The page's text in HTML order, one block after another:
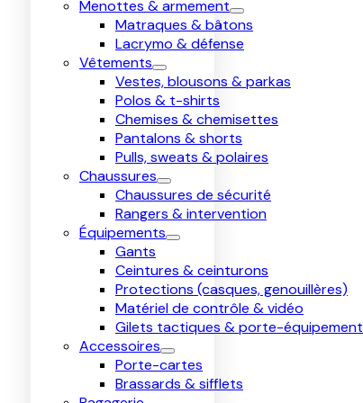
Menottes & armement
Matraques & bâtons
Lacrymo & défense
Vêtements
Vestes, blousons & parkas
Polos & t-shirts
Chemises & chemisettes
Pantalons & shorts
Pulls, sweats & polaires
Chaussures
Chaussures de sécurité
Rangers & intervention
Équipements
Gants
Ceintures & ceinturons
Protections (casques, genouillères)
Matériel de contrôle & vidéo
Gilets tactiques & porte-équipement
Accessoires
Porte-cartes
Brassards & sifflets